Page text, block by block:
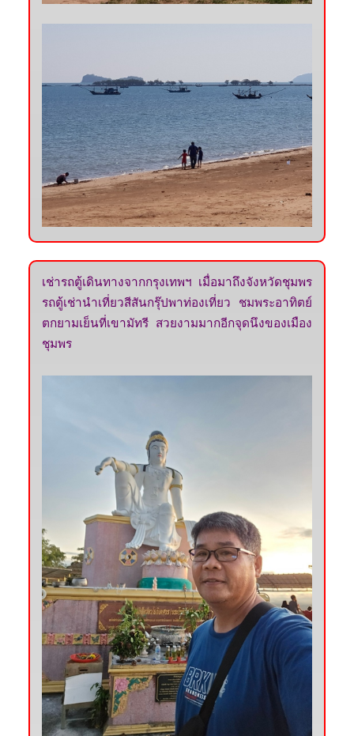
เช่ารถตู้เดินทางจากกรุงเทพฯ เมื่อมาถึงจังหวัดชุมพร
รถตู้เช่านำเที่ยวสีสันกรุ๊ปพาท่องเที่ยว ชมพระอาทิตย์
ตกยามเย็นที่เขามัทรี สวยงามมากอีกจุดนึงของเมือง
ชุมพร